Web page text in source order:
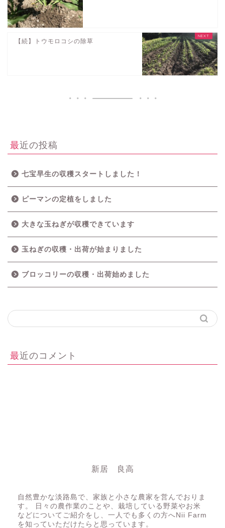
【続】トウモロコシの除草
最近の投稿
七宝早生の収穫スタートしました！
ピーマンの定植をしました
大きな玉ねぎが収穫できています
玉ねぎの収穫・出荷が始まりました
ブロッコリーの収穫・出荷始めました
最近のコメント
新居 良高
自然豊かな淡路島で、家族と小さな農家を営んでおりま
す。 日々の農作業のことや、栽培している野菜やお米
などについてご紹介をし、一人でも多くの方へNii Farm
を知っていただけたらと思っています。